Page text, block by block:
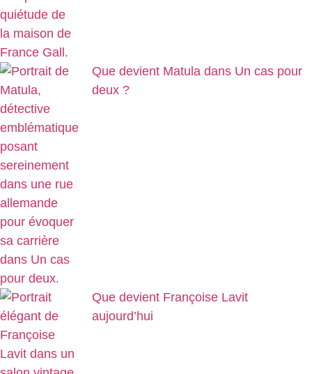
Que devient Matula dans Un cas pour
deux ?
Que devient Françoise Lavit
aujourd’hui